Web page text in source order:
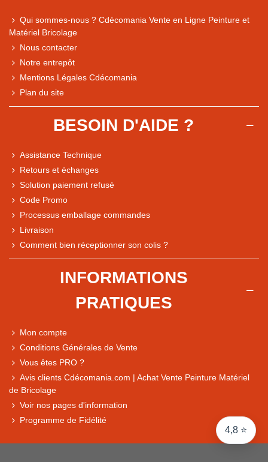
4,8 ⭐
Comparaison des performances du magasin
Express, Chez vous, Point relais, Retrait magasin
Qui sommes-nous ? Cdécomania Vente en Ligne Peinture et
Matériel Bricolage
Nous contacter
Notre entrepôt
Mentions Légales Cdécomania
Plan du site
BESOIN D'AIDE ?
Assistance Technique
Retours et échanges
Solution paiement refusé
Code Promo
Processus emballage commandes
Livraison
Comment bien réceptionner son colis ?
INFORMATIONS
PRATIQUES
Mon compte
Conditions Générales de Vente
Vous êtes PRO ?
Avis clients Cdécomania.com | Achat Vente Peinture Matériel
de Bricolage
Voir nos pages d'information
Programme de Fidélité